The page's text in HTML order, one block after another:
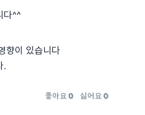
다^^
향이 있습니다
.
좋아요 0 싫어요 0